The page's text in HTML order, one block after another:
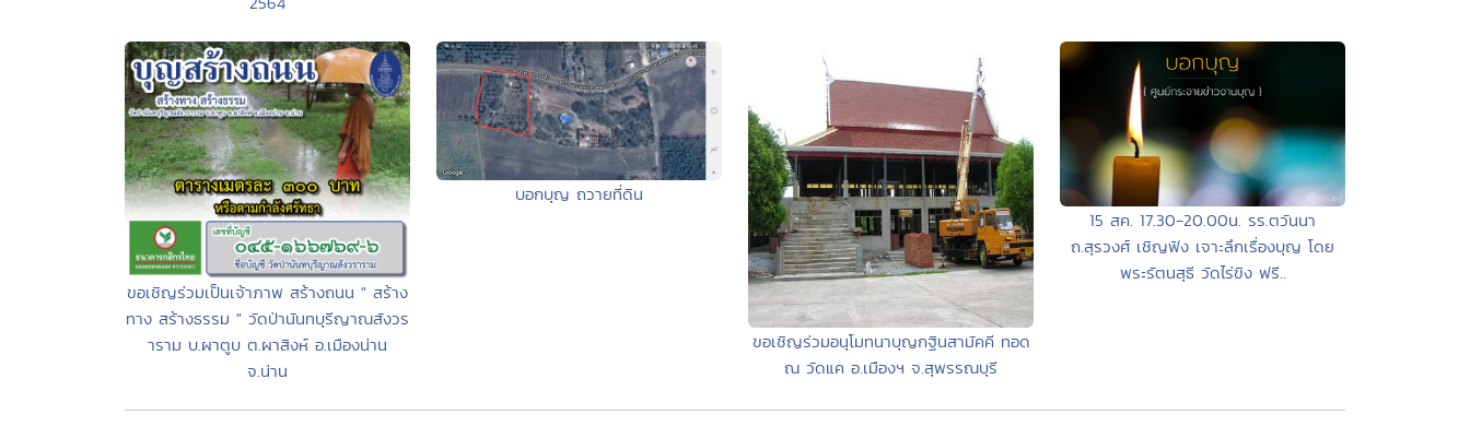
ขอเชิญร่วมเป็นเจ้าภาพ สร้างถนน " สร้าง
ทาง สร้างธรรม " วัดป่านันทบุรีญาณสังวร
าราม บ.ผาตูบ ต.ผาสิงห์ อ.เมืองน่าน
จ.น่าน
บอกบุญ ถวายที่ดิน
ขอเชิญร่วมอนุโมทนาบุญกฐินสามัคคี ทอด
ณ วัดแค อ.เมืองฯ จ.สุพรรณบุรี
15 สค. 17.30-20.00น. รร.ตวันนา
ถ.สุรวงศ์ เชิญฟัง เจาะลึกเรื่องบุญ โดย
พระรัตนสุธี วัดไร่ขิง ฟรี..